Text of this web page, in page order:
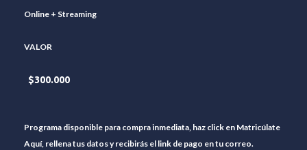
Online + Streaming
VALOR
$300.000
Programa disponible para compra inmediata, haz click en Matricúlate
Aquí, rellena tus datos y recibirás el link de pago en tu correo.